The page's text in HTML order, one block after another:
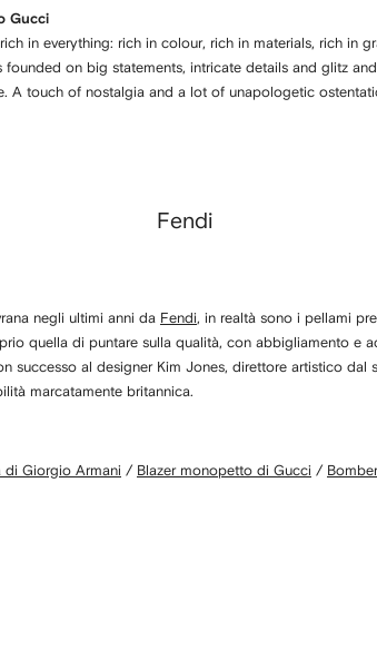
Gucci
in everything: rich in colour, rich in materials, rich in
founded on big statements, intricate details and glitz
A touch of nostalgia and a lot of unapologetic
Fendi
negli ultimi anni da Fendi, in realtà sono i pellami
quella di puntare sulla qualità, con abbigliamento e
successo al designer Kim Jones, direttore artistico dal
marcatamente britannica.
di Giorgio Armani / Blazer monopetto di Gucci /